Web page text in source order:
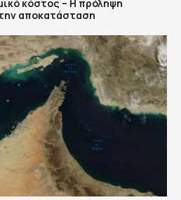
κόστος – Η πρόληψη
αποκατάσταση